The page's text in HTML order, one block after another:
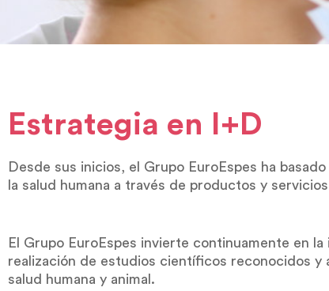
Estrategia en I+D
Desde sus inicios, el Grupo EuroEspes ha
la salud humana a través de productos y
El Grupo EuroEspes invierte continuamente en
realización de estudios científicos reconocidos
salud humana y animal.